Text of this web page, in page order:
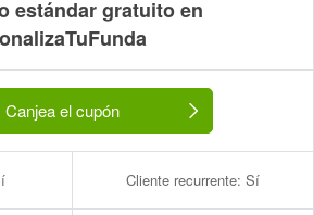
estándar gratuito en
Canjea el cupón
Cliente recurrente: Sí